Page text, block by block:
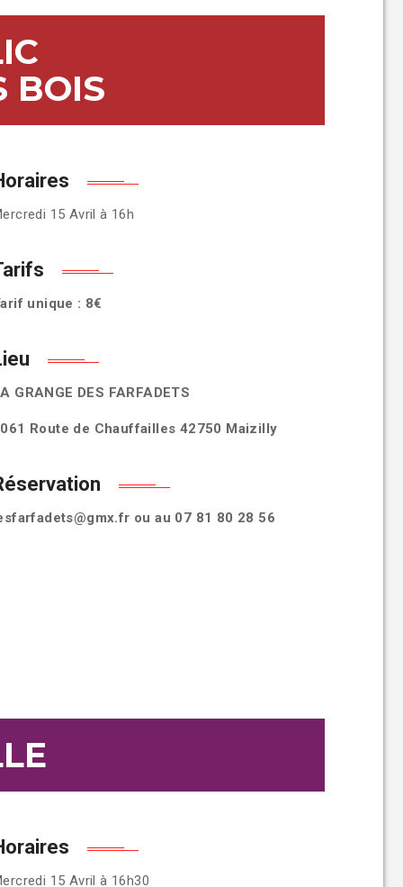
BOIS
15 Avril à 16h
unique : 8€
GRANGE DES FARFADETS
Route de Chauffailles 42750 Maizilly
ou au 07 81 80 28 56
15 Avril à 16h30